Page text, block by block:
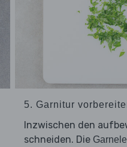
5. Garnitur
Inzwischen den
schneiden. Die